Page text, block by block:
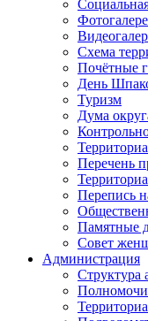
Схема
Почётные
День
Туризм
Дума
Перечень
Перепись
Памятные
Совет
Администрация
Структура